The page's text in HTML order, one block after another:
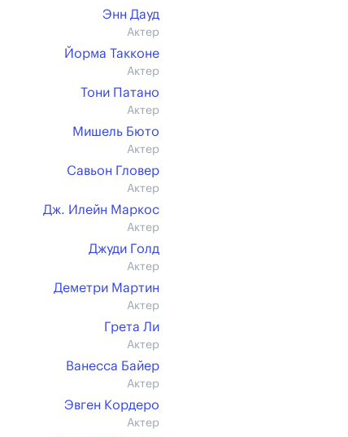
Энн Дауд
Актер
Йорма Такконе
Актер
Тони Патано
Актер
Мишель Бюто
Актер
Савьон Гловер
Актер
Дж. Илейн Маркос
Актер
Джуди Голд
Актер
Деметри Мартин
Актер
Грета Ли
Актер
Ванесса Байер
Актер
Эвген Кордеро
Актер